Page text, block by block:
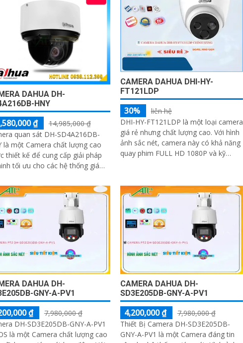
DAHUA DH-
HNY
₫
14,985,000 ₫
quan sát DH-SD4A216DB-
là một Camera chất lượng cao
thiết kế để cung cấp giải pháp
tối ưu cho các hệ thống giám
cấp hình ảnh sắc nét và chi tiết
CAMERA DAHUA DHI-HY-
FT121LDP
30%
liên hệ
DHI-HY-FT121LDP là một loại camera
giá rẻ nhưng chất lượng cao. Với hình
ảnh sắc nét, camera này có khả năng
quay phim FULL HD 1080P và kỹ
DAHUA DH-
GNY-A-PV1
₫
7,980,000 ₫
DH-SD3E205DB-GNY-A-PV1
là một Camera chất lượng cao
CAMERA DAHUA DH-
SD3E205DB-GNY-A-PV1
4,200,000 ₫
7,980,000 ₫
Thiết Bị Camera DH-SD3E205DB-
GNY-A-PV1 là một Camera đáng tin